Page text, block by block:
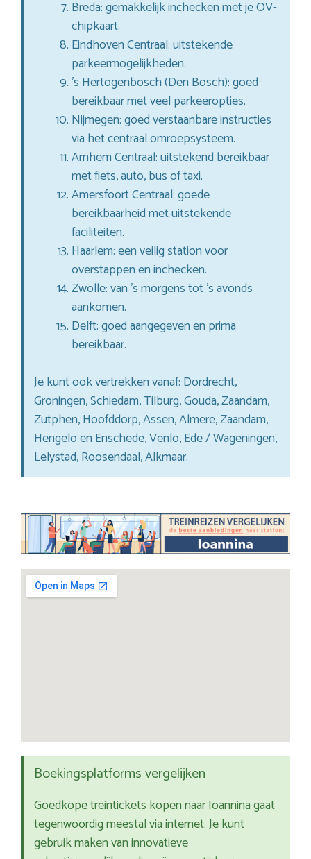
Breda: gemakkelijk inchecken met je OV-
chipkaart.
Eindhoven Centraal: uitstekende
parkeermogelijkheden.
’s Hertogenbosch (Den Bosch): goed
bereikbaar met veel parkeeropties.
Nijmegen: goed verstaanbare instructies
via het centraal omroepsysteem.
Arnhem Centraal: uitstekend bereikbaar
met fiets, auto, bus of taxi.
Amersfoort Centraal: goede
bereikbaarheid met uitstekende
faciliteiten.
Haarlem: een veilig station voor
overstappen en inchecken.
Zwolle: van ’s morgens tot ’s avonds
aankomen.
Delft: goed aangegeven en prima
bereikbaar.
Je kunt ook vertrekken vanaf: Dordrecht,
Groningen, Schiedam, Tilburg, Gouda, Zaandam,
Zutphen, Hoofddorp, Assen, Almere, Zaandam,
Hengelo en Enschede, Venlo, Ede / Wageningen,
Lelystad, Roosendaal, Alkmaar.
Boekingsplatforms vergelijken
Goedkope treintickets kopen naar Ioannina gaat
tegenwoordig meestal via internet. Je kunt
gebruik maken van innovatieve